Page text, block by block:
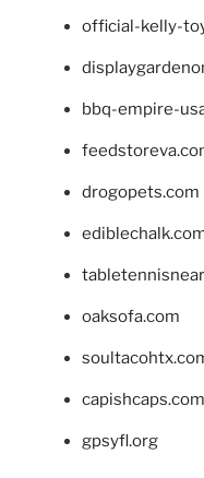
official-kelly-
bbq-empire-
drogopets.com
oaksofa.com
capishcaps.com
gpsyfl.org